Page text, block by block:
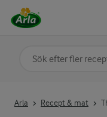
Arla Recept & mat
Sök på kategori eller